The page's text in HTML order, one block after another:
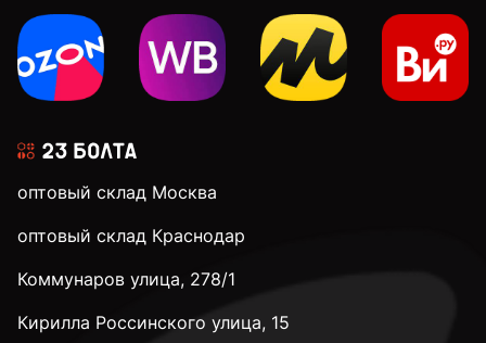
к.п. 4,8
к.п. 10,9
оптовый склад Москва
оптовый склад Краснодар
Коммунаров улица, 278/1
Кирилла Россинского улица, 15